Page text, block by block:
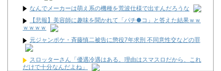
なんでメーカーは萌え系の機種を荒波仕様で出すんだろうな
【悲報】美容師に趣味を聞かれて「パチ●コ」と答えた結果ｗｗ
ｗｗｗｗ
元ジャンポケ・斉藤慎二被告に懲役7年求刑 不同意性交などの罪
スロッターさん「優遇冷遇はある。理由はスマスロだから、これ
だけで十分なんだよね」